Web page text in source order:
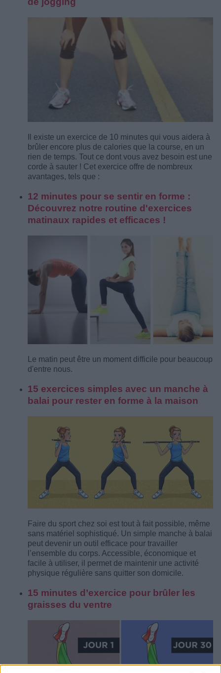
Il existe un exercice de 10 minutes qui vous aidera à
brûler encore plus de calories que la course, en un
rien de temps. Tout ce dont vous avez besoin est une
corde à sauter ! Cet exercice offre de nombreux
avantages, tels que :
12 minutes pour se sentir en forme :
Découvrez notre routine d'exercices
matinaux rapides et efficaces !
Le matin peut être un moment difficile pour beaucoup
d'entre nous.
15 exercices simples avec un manche à
balai pour rester en forme à la maison
Faire du sport chez soi est tout à fait possible, même
sans matériel sophistiqué. Un simple manche à balai
peut devenir un outil efficace pour travailler
l’ensemble du corps. Accessible, économique et
facile à utiliser, il permet de maintenir une activité
physique régulière sans quitter son domicile.
15 minutes d’exercice pour brûler les
graisses du ventre